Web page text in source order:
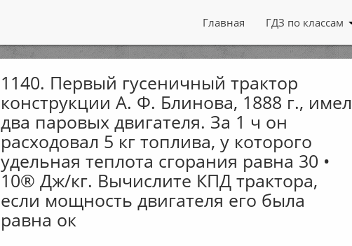
Главная ГДЗ по классам
1140. Первый гусеничный трактор
конструкции А. Ф. Блинова, 1888 г., имел
два паровых двигателя. За 1 ч он
расходовал 5 кг топлива, у которого
удельная теплота сгорания равна 30 •
10® Дж/кг. Вычислите КПД трактора,
если мощность двигателя его была
равна ок